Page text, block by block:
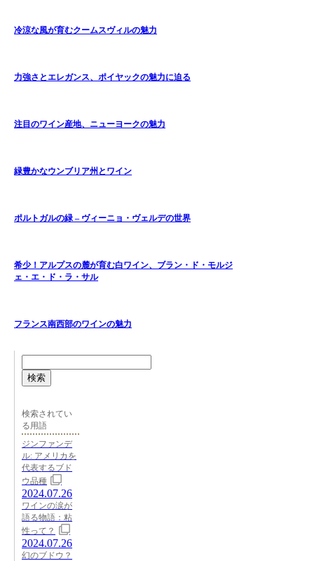
冷涼な風が育むクームスヴィルの魅力
力強さとエレガンス、ポイヤックの魅力に迫る
注目のワイン産地、ニューヨークの魅力
緑豊かなウンブリア州とワイン
ポルトガルの緑 – ヴィーニョ・ヴェルデの世界
希少！アルプスの麓が育む白ワイン、ブラン・ド・モルジ
ェ・エ・ド・ラ・サル
フランス南西部のワインの魅力
検索
検索されてい
る用語
ジンファンデ
ル: アメリカを
代表するブド
ウ品種
2024.07.26
ワインの涙が
語る物語：粘
性って？
2024.07.26
幻のブドウ？